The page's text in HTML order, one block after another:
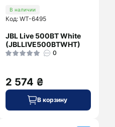
В наличии
Код: WT-6495
JBL Live 500BT White
(JBLLIVE500BTWHT)
0
2 574 ₴
В корзину